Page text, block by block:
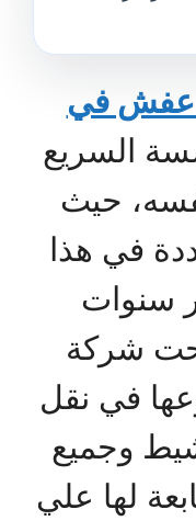
عفش في
السريع
حيث
في هذا
سنوات
شركة
في نقل
وجميع
لها علي